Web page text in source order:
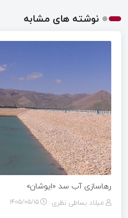
نوشته های مشابه
رهاسازی آب سد «ایوشان»
میلاد بساطی نظری ۱۴۰۵/۰۵/۱۵